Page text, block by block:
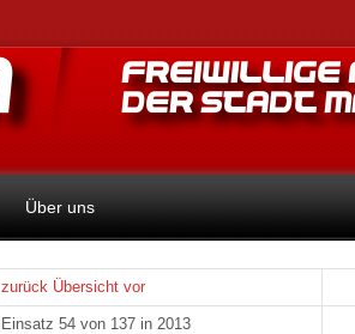
Über uns
zurück Übersicht vor
Einsatz 54 von 137 in 2013